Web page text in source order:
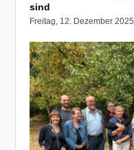
sind
Freitag, 12. Dezember 2025